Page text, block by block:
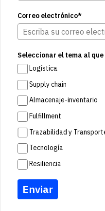
Correo electrónico*
Seleccionar el tema al
Logística
Supply chain
Almacenaje-inventario
Fulfillment
Trazabilidad y
Tecnología
Resiliencia
Enviar